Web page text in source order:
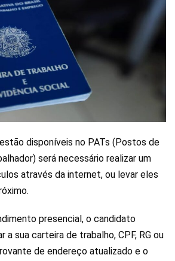
disponíveis no PATs (Postos de
será necessário realizar um
através da internet, ou levar eles
presencial, o candidato
a sua carteira de trabalho, CPF, RG ou
de endereço atualizado e o